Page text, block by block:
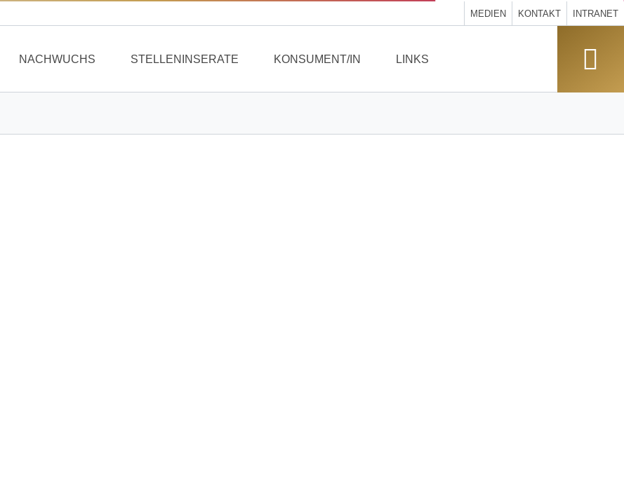
MEDIEN KONTAKT INTRANET
NACHWUCHS STELLENINSERATE KONSUMENT/IN LINKS